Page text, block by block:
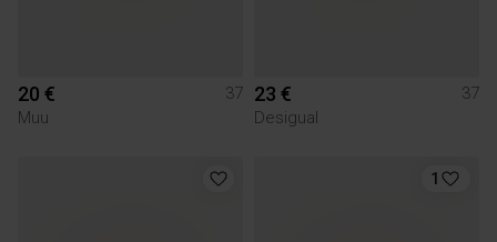
20 €
37
Muu
23 €
37
Desigual
1